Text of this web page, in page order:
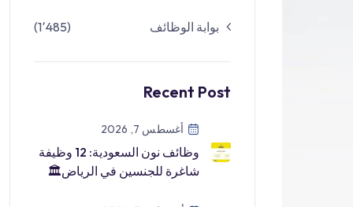
بوابة الوظائف (1٬485)
Recent Post
أغسطس 7, 2026
وظائف نون السعودية: 12 وظيفة
شاغرة للجنسين في الرياض🏛